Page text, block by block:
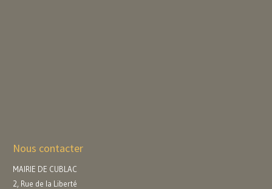
Nous contacter
MAIRIE DE CUBLAC
2, Rue de la Liberté